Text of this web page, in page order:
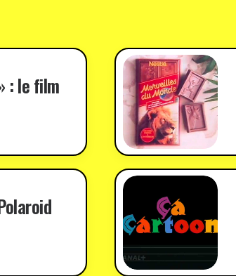
: le film